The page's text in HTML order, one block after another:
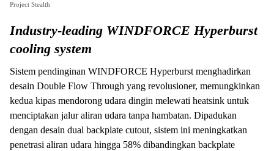
Project Stealth
Industry-leading WINDFORCE Hyperburst
cooling system
Sistem pendinginan WINDFORCE Hyperburst menghadirkan
desain Double Flow Through yang revolusioner, memungkinkan
kedua kipas mendorong udara dingin melewati heatsink untuk
menciptakan jalur aliran udara tanpa hambatan. Dipadukan
dengan desain dual backplate cutout, sistem ini meningkatkan
penetrasi aliran udara hingga 58% dibandingkan backplate